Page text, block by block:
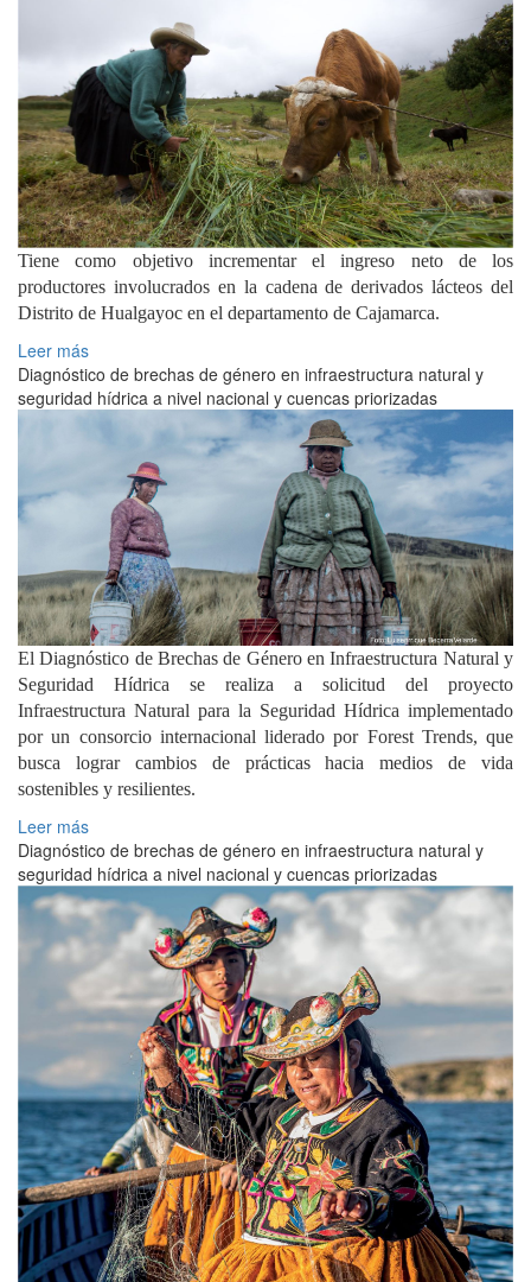
Tiene como objetivo incrementar el ingreso neto de los
productores involucrados en la cadena de derivados lácteos del
Distrito de Hualgayoc en el departamento de Cajamarca.
Leer más
Diagnóstico de brechas de género en infraestructura natural y
seguridad hídrica a nivel nacional y cuencas priorizadas
El Diagnóstico de Brechas de Género en Infraestructura Natural y
Seguridad Hídrica se realiza a solicitud del proyecto
Infraestructura Natural para la Seguridad Hídrica implementado
por un consorcio internacional liderado por Forest Trends, que
busca lograr cambios de prácticas hacia medios de vida
sostenibles y resilientes.
Leer más
Diagnóstico de brechas de género en infraestructura natural y
seguridad hídrica a nivel nacional y cuencas priorizadas